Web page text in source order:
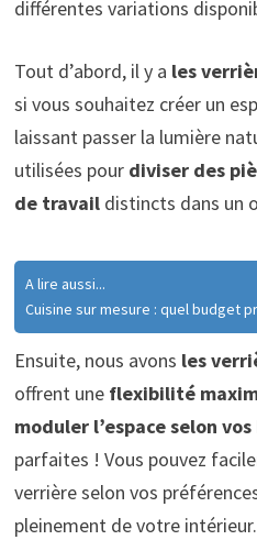
différentes variations
Tout d’abord, il y a les
si vous souhaitez créer un
laissant passer la lumière
utilisées pour diviser des
de travaildistincts dans un
A lire aussi...
Cuisine sur mesure : quel budget
Ensuite, nous avons les
offrent une flexibilité
moduler l’espace selon
parfaites ! Vous pouvez
verrière selon vos
pleinement de votre intérieur.